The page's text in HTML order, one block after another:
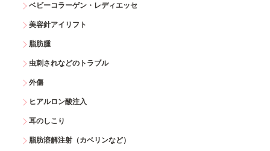
ベビーコラーゲン・レディエッセ
美容針アイリフト
脂肪腫
虫刺されなどのトラブル
外傷
ヒアルロン酸注入
耳のしこり
脂肪溶解注射（カベリンなど）